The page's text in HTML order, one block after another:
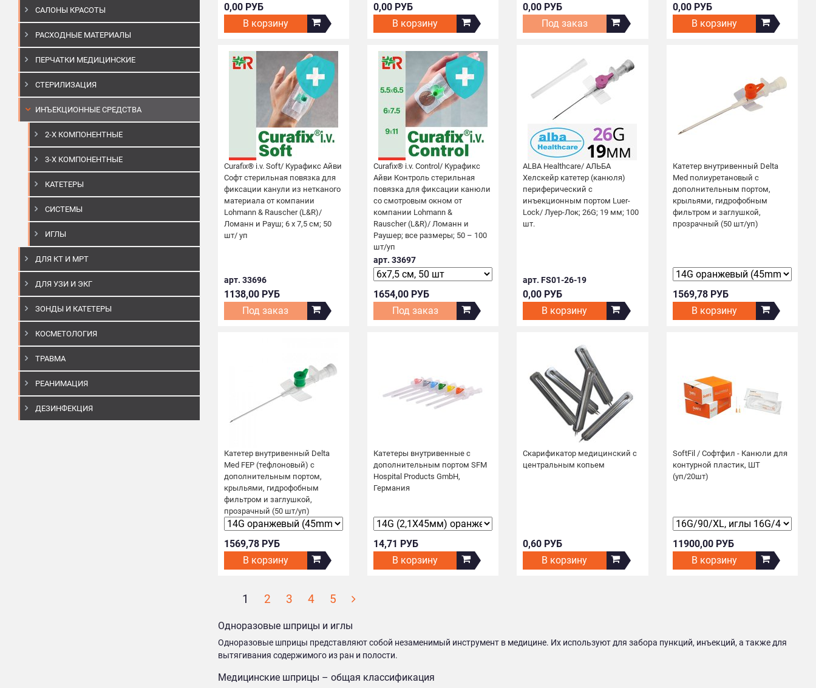
САЛОНЫ КРАСОТЫ
РАСХОДНЫЕ МАТЕРИАЛЫ
ПЕРЧАТКИ МЕДИЦИНСКИЕ
СТЕРИЛИЗАЦИЯ
ИНЪЕКЦИОННЫЕ СРЕДСТВА
2-Х КОМПОНЕНТНЫЕ
3-Х КОМПОНЕНТНЫЕ
КАТЕТЕРЫ
СИСТЕМЫ
ИГЛЫ
ДЛЯ КТ И МРТ
ДЛЯ УЗИ И ЭКГ
ЗОНДЫ И КАТЕТЕРЫ
КОСМЕТОЛОГИЯ
ТРАВМА
РЕАНИМАЦИЯ
ДЕЗИНФЕКЦИЯ
0,00 РУБ
В корзину
0,00 РУБ
В корзину
0,00 РУБ
Под заказ
0,00 РУБ
В корзину
Curafix® i.v. Soft/ Курафикс Айви
Софт стерильная повязка для
фиксации канули из нетканого
материала от компании
Lohmann & Rauscher (L&R)/
Ломанн и Рауш; 6 х 7,5 см; 50
шт/ уп
арт. 33696
1138,00 РУБ
Под заказ
Curafix® i.v. Control/ Курафикс
Айви Контроль стерильная
повязка для фиксации канюли
со смотровым окном от
компании Lohmann &
Rauscher (L&R)/ Ломанн и
Раушер; все размеры; 50 – 100
шт/уп
арт. 33697
1654,00 РУБ
Под заказ
ALBA Healthcare/ АЛЬБА
Хелскейр катетер (канюля)
периферический с
инъекционным портом Luer-
Loсk/ Луер-Лок; 26G; 19 мм; 100
шт.
арт. FS01-26-19
0,00 РУБ
В корзину
Катетер внутривенный Delta
Med полиуретановый с
дополнительным портом,
крыльями, гидрофобным
фильтром и заглушкой,
прозрачный (50 шт/уп)
1569,78 РУБ
В корзину
Катетер внутривенный Delta
Med FEP (тефлоновый) с
дополнительным портом,
крыльями, гидрофобным
фильтром и заглушкой,
прозрачный (50 шт/уп)
1569,78 РУБ
В корзину
Катетеры внутривенные с
дополнительным портом SFM
Hospital Products GmbH,
Германия
14,71 РУБ
В корзину
Скарификатор медицинский с
центральным копьем
0,60 РУБ
В корзину
SoftFil / Софтфил - Канюли для
контурной пластик, ШТ
(уп/20шт)
11900,00 РУБ
В корзину
1 2 3 4 5
Одноразовые шприцы и иглы
Одноразовые шприцы представляют собой незаменимый инструмент в медицине. Их используют для забора пункций, инъекций, а также для
вытягивания содержимого из ран и полости.
Медицинские шприцы – общая классификация